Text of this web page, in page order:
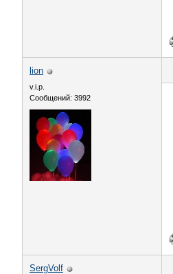
lion
v.i.p.
Сообщений: 3992
SergVolf